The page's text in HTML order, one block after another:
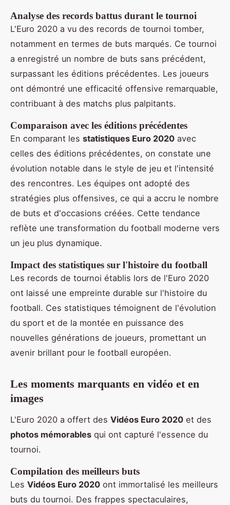
Analyse des records battus durant le tournoi
L'Euro 2020 a vu des records de tournoi tomber,
notamment en termes de buts marqués. Ce tournoi
a enregistré un nombre de buts sans précédent,
surpassant les éditions précédentes. Les joueurs
ont démontré une efficacité offensive remarquable,
contribuant à des matchs plus palpitants.
Comparaison avec les éditions précédentes
En comparant les statistiques Euro 2020 avec
celles des éditions précédentes, on constate une
évolution notable dans le style de jeu et l'intensité
des rencontres. Les équipes ont adopté des
stratégies plus offensives, ce qui a accru le nombre
de buts et d'occasions créées. Cette tendance
reflète une transformation du football moderne vers
un jeu plus dynamique.
Impact des statistiques sur l'histoire du football
Les records de tournoi établis lors de l'Euro 2020
ont laissé une empreinte durable sur l'histoire du
football. Ces statistiques témoignent de l'évolution
du sport et de la montée en puissance des
nouvelles générations de joueurs, promettant un
avenir brillant pour le football européen.
Les moments marquants en vidéo et en
images
L'Euro 2020 a offert des Vidéos Euro 2020 et des
photos mémorables qui ont capturé l'essence du
tournoi.
Compilation des meilleurs buts
Les Vidéos Euro 2020 ont immortalisé les meilleurs
buts du tournoi. Des frappes spectaculaires,